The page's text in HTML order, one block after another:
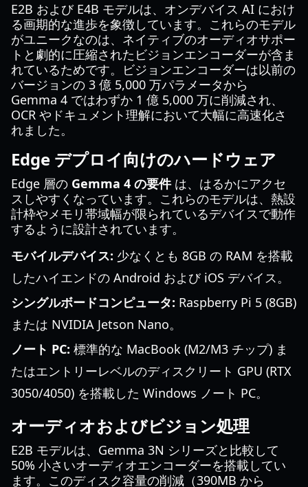
E2B および E4B モデルは、オンデバイス AI におけ
る画期的な進歩を象徴しています。これらのモデル
がユニークなのは、ネイティブのオーディオサポー
トと劇的に圧縮されたビジョンエンコーダーが含ま
れているためです。ビジョンエンコーダーは以前の
バージョンの 3 億 5,000 万パラメータから
Gemma 4 ではわずか 1 億 5,000 万に削減され、
OCR やドキュメント理解において大幅に高速化さ
れました。
Edge デプロイ向けのハードウェア
Edge 層の Gemma 4 の要件は、はるかにアクセ
スしやすくなっています。これらのモデルは、熱設
計枠やメモリ帯域幅が限られているデバイスで動作
するように設計されています。
モバイルデバイス: 少なくとも 8GB の RAM を搭載
したハイエンドの Android および iOS デバイス。
シングルボードコンピュータ: Raspberry Pi 5 (8GB)
または NVIDIA Jetson Nano。
ノート PC: 標準的な MacBook (M2/M3 チップ) ま
たはエントリーレベルのディスクリート GPU (RTX
3050/4050) を搭載した Windows ノート PC。
オーディオおよびビジョン処理
E2B モデルは、Gemma 3N シリーズと比較して
50% 小さいオーディオエンコーダーを搭載してい
ます。このディスク容量の削減（390MB から